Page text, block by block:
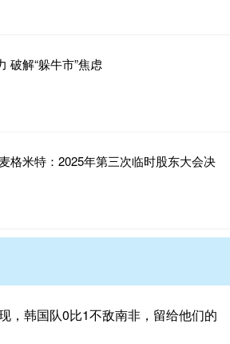
破解“躲牛市”焦虑
格米特：2025年第三次临时股东大会决
，韩国队0比1不敌南非，留给他们的